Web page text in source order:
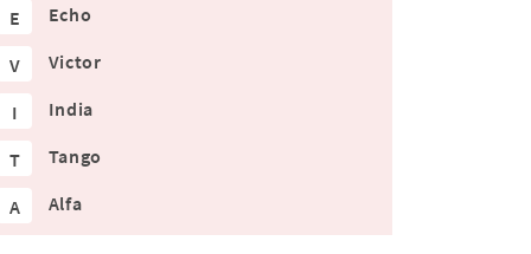
E Echo
V Victor
I India
T Tango
A Alfa